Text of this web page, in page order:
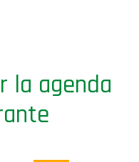
la agenda